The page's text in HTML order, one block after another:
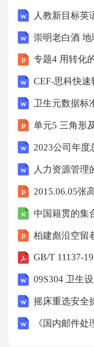
人教新目标英
CEF-思科快速
卫生元数据标
2023公司年度
人力资源管理
2015.06.05张
柏建彪沿空留
09S304 卫生
摇床重选安全
《国内邮件处